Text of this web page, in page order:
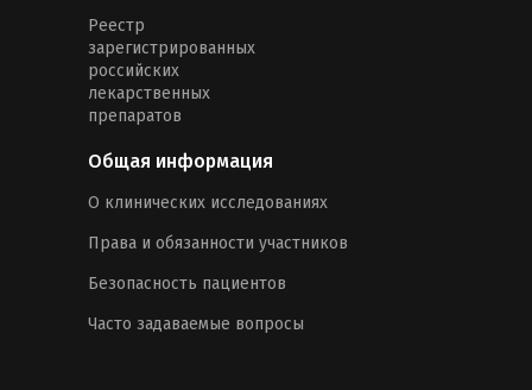
Реестр
зарегистрированных
российских
лекарственных
препаратов
Общая информация
О клинических исследованиях
Права и обязанности участников
Безопасность пациентов
Часто задаваемые вопросы